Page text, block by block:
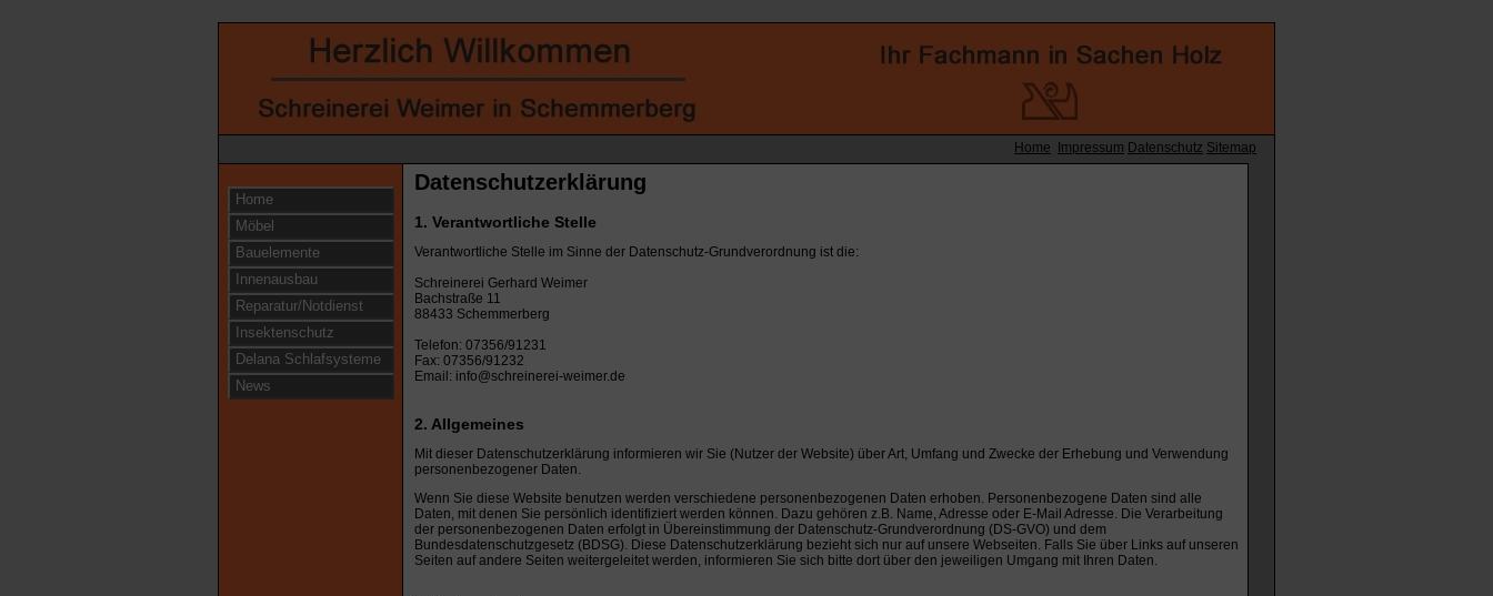
Home Impressum Datenschutz Sitemap
Home
Möbel
Bauelemente
Innenausbau
Reparatur/Notdienst
Insektenschutz
Delana Schlafsysteme
News
Datenschutzerklärung
1. Verantwortliche Stelle
Verantwortliche Stelle im Sinne der Datenschutz-Grundverordnung ist die:
Schreinerei Gerhard Weimer
Bachstraße 11
88433 Schemmerberg
Telefon: 07356/91231
Fax: 07356/91232
Email: info@schreinerei-weimer.de
2. Allgemeines
Mit dieser Datenschutzerklärung informieren wir Sie (Nutzer der Website) über Art, Umfang und Zwecke der Erhebung und Verwendung
personenbezogener Daten.
Wenn Sie diese Website benutzen werden verschiedene personenbezogenen Daten erhoben. Personenbezogene Daten sind alle
Daten, mit denen Sie persönlich identifiziert werden können. Dazu gehören z.B. Name, Adresse oder E-Mail Adresse. Die Verarbeitung
der personenbezogenen Daten erfolgt in Übereinstimmung der Datenschutz-Grundverordnung (DS-GVO) und dem
Bundesdatenschutzgesetz (BDSG). Diese Datenschutzerklärung bezieht sich nur auf unsere Webseiten. Falls Sie über Links auf unseren
Seiten auf andere Seiten weitergeleitet werden, informieren Sie sich bitte dort über den jeweiligen Umgang mit Ihren Daten.